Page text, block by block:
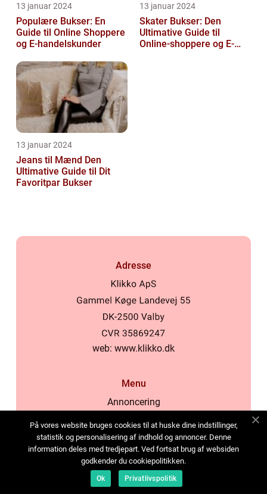
13 januar 2024
Populære Bukser: En
Guide til Online Shoppere
og E-handelskunder
13 januar 2024
Skater Bukser: Den
Ultimative Guide til
Online-shoppere og E-
13 januar 2024
Jeans til Mænd Den
Ultimative Guide til Dit
Favoritpar Bukser
Adresse
web: www.klikko.dk
Menu
Annoncering
Cookies
Kontakt os
Sitemap
På vores website bruges cookies til at huske dine indstillinger,
statistik og personalisering af indhold og annoncer. Denne
information deles med tredjepart. Ved fortsat brug af websiden
godkender du cookiepolitikken.
Ok Privatlivspolitik